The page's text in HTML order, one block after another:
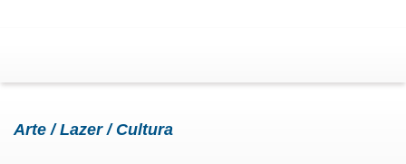
Arte / Lazer / Cultura